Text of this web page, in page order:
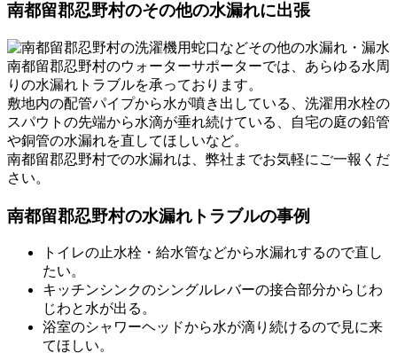
南都留郡忍野村のその他の水漏れに出張
南都留郡忍野村のウォーターサポーターでは、あらゆる水周
りの水漏れトラブルを承っております。
敷地内の配管パイプから水が噴き出している、洗濯用水栓の
スパウトの先端から水滴が垂れ続けている、自宅の庭の鉛管
や銅管の水漏れを直してほしいなど。
南都留郡忍野村での水漏れは、 弊社までお気軽に ご一報くだ
さい。
南都留郡忍野村の水漏れトラブルの事例
トイレの止水栓・給水管などから水漏れするので直し
たい。
キッチンシンクのシングルレバーの接合部分からじわ
じわと水が出る。
浴室のシャワーヘッドから水が滴り続けるので見に来
てほしい。